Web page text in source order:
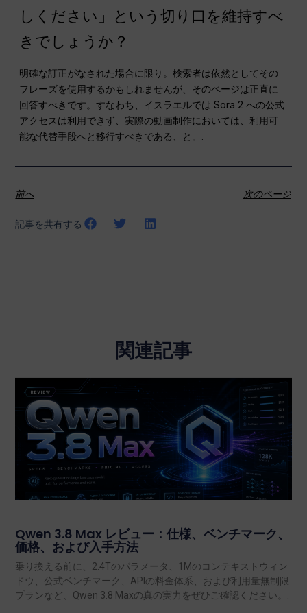
しください」という切り口を維持すべ
きでしょうか？
明確な訂正がなされた場合に限り。検索者は依然としてその
フレーズを使用するかもしれませんが、そのページは正直に
回答すべきです。すなわち、イスラエルでは Sora 2 への公式
アクセスは利用できず、実際の動画制作においては、利用可
能な代替手段へと移行すべきである、と。.
前へ 次のページ
記事を共有する
関連記事
Qwen 3.8 Max レビュー：仕様、ベンチマーク、
価格、および入手方法
乗り換える前に、2.4Tのパラメータ、1Mのコンテキストウィン
ドウ、公式ベンチマーク、APIの料金体系、および利用量無制限
プランなど、Qwen 3.8 Maxの真の実力をぜひご確認ください。.